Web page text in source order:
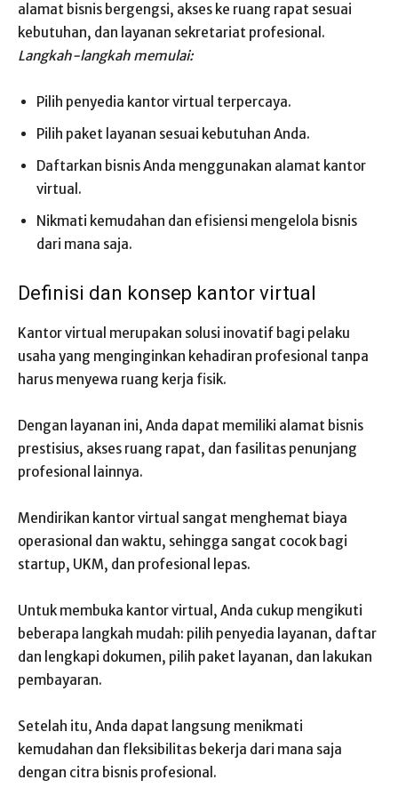
alamat bisnis bergengsi, akses ke ruang rapat sesuai
kebutuhan, dan layanan sekretariat profesional.
Langkah-langkah memulai:
Pilih penyedia kantor virtual terpercaya.
Pilih paket layanan sesuai kebutuhan Anda.
Daftarkan bisnis Anda menggunakan alamat kantor
virtual.
Nikmati kemudahan dan efisiensi mengelola bisnis
dari mana saja.
Definisi dan konsep kantor virtual
Kantor virtual merupakan solusi inovatif bagi pelaku
usaha yang menginginkan kehadiran profesional tanpa
harus menyewa ruang kerja fisik.
Dengan layanan ini, Anda dapat memiliki alamat bisnis
prestisius, akses ruang rapat, dan fasilitas penunjang
profesional lainnya.
Mendirikan kantor virtual sangat menghemat biaya
operasional dan waktu, sehingga sangat cocok bagi
startup, UKM, dan profesional lepas.
Untuk membuka kantor virtual, Anda cukup mengikuti
beberapa langkah mudah: pilih penyedia layanan, daftar
dan lengkapi dokumen, pilih paket layanan, dan lakukan
pembayaran.
Setelah itu, Anda dapat langsung menikmati
kemudahan dan fleksibilitas bekerja dari mana saja
dengan citra bisnis profesional.